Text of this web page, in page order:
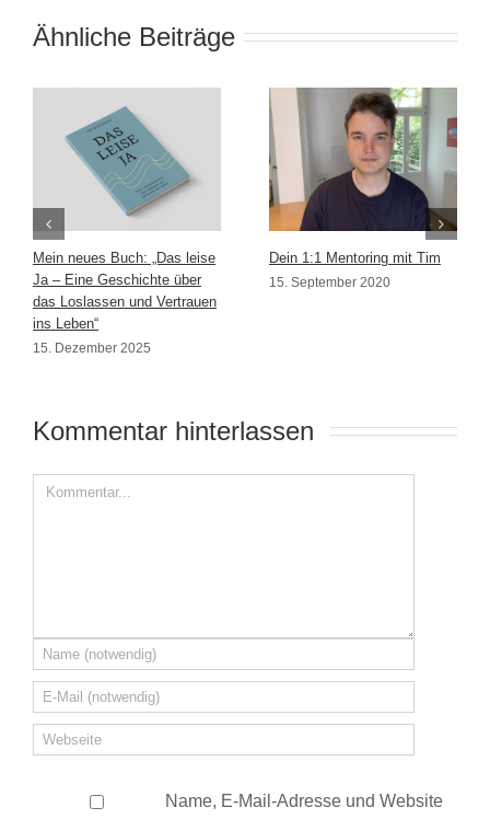
Ähnliche Beiträge
Mein neues Buch: „Das leise
Ja – Eine Geschichte über
das Loslassen und Vertrauen
ins Leben“
15. Dezember 2025
Dein 1:1 Mentoring mit Tim
15. September 2020
Kommentar hinterlassen
Name, E-Mail-Adresse und Website